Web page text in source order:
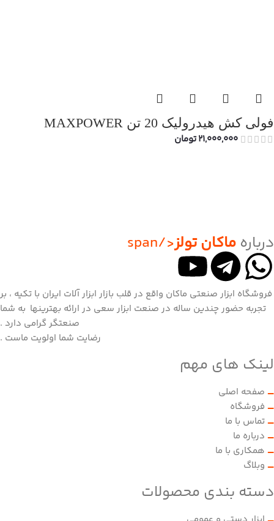
فولی کش هیدرولیک 20 تن MAXPOWER
21,000,000تومان
درباره ماکان تولز</span
فروشگاه ابزار صنعتی ماکان واقع در قلب بازار ابزار آلات ایران با تکیه ، بر
تجربه حضور چندین ساله در صنعت ابزار سعی در ارائه بهترینها به شما
صنعتگر گرامی دارد .
رضایت شما اولویت ماست .
لینک های مهم
صفحه اصلی
فروشگاه
تماس با ما
درباره ما
همکاری با ما
وبلاگ
دسته بندی محصولات